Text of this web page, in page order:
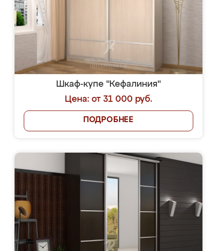
Шкаф-купе "Кефалиния"
Цена: от 31 000 руб.
ПОДРОБНЕЕ